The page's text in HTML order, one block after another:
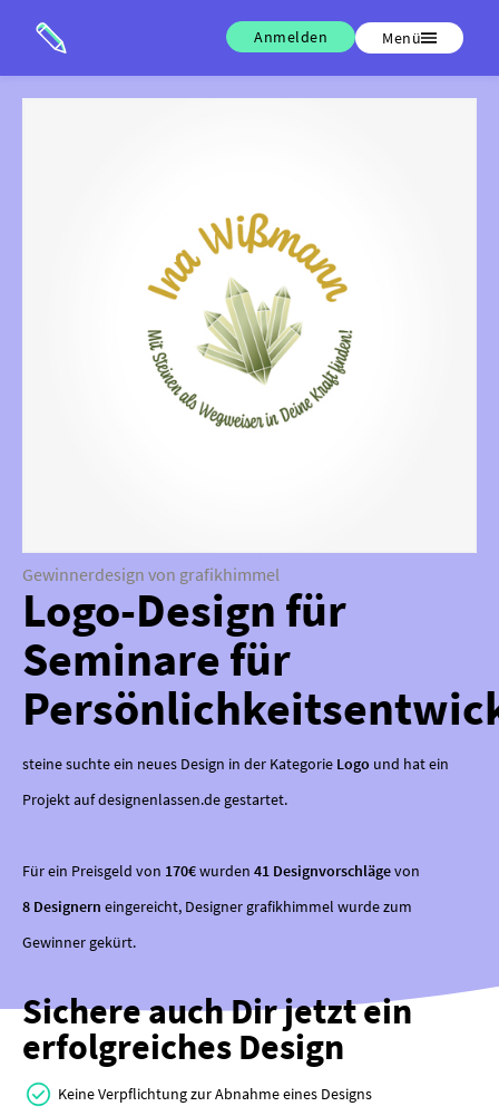
Anmelden Menü
Gewinnerdesign von grafikhimmel
Logo-Design für
Seminare für
steine suchte ein neues Design in der Kategorie Logo und hat ein
Projekt auf designenlassen.de gestartet.
Für ein Preisgeld von 170€wurden 41 Designvorschlägevon
8 Designern eingereicht, Designer grafikhimmel wurde zum
Gewinner gekürt.
Sichere auch Dir jetzt ein
erfolgreiches Design
Keine Verpflichtung zur Abnahme eines Designs